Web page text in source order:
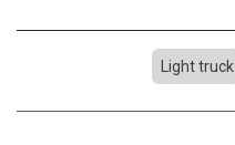
Light truck